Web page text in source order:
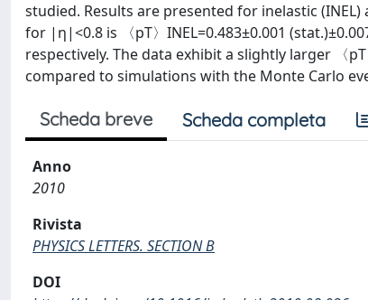
studied. Results are presented for inelastic
for |η|<0.8 is 〈pT〉INEL=0.483±0.001
respectively. The data exhibit a slightly larger 〈
compared to simulations with the Monte Carlo
Scheda breve Scheda completa
Anno
2010
Rivista
PHYSICS LETTERS. SECTION B
DOI